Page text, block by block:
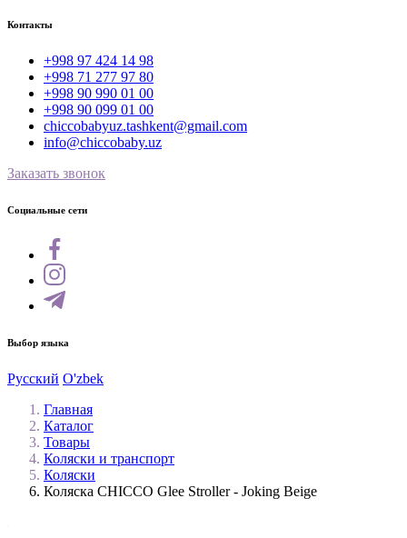
Контакты
+998 97 424 14 98
+998 71 277 97 80
+998 90 990 01 00
+998 90 099 01 00
chiccobabyuz.tashkent@gmail.com
info@chiccobaby.uz
Заказать звонок
Социальные сети
Выбор языка
Русский O'zbek
Главная
Каталог
Товары
Коляски и транспорт
Коляски
Коляска CHICCO Glee Stroller - Joking Beige